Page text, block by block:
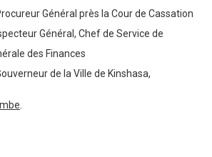
Général près la Cour de Cassation
Général, Chef de Service de
des Finances
de la Ville de Kinshasa,